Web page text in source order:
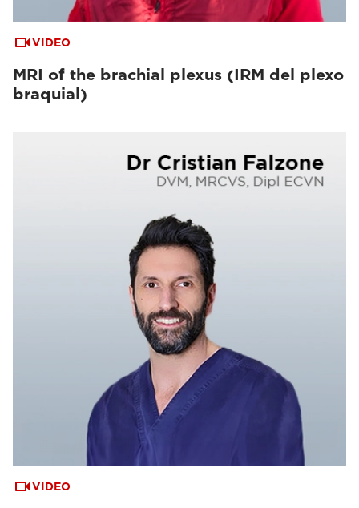
VIDEO
MRI of the brachial plexus (IRM del plexo
braquial)
VIDEO